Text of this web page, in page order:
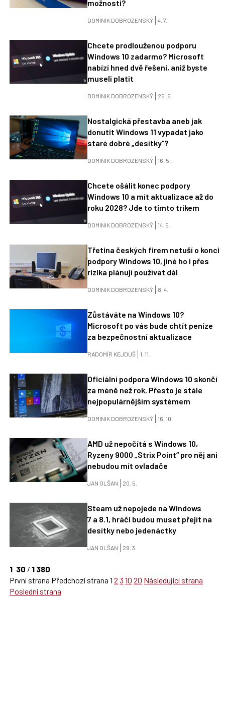
možnosti?
DOMINIK DOBROZENSKÝ 4. 7.
Chcete prodlouženou podporu
Windows 10 zadarmo? Microsoft
nabízí hned dvě řešení, aniž byste
museli platit
DOMINIK DOBROZENSKÝ 25. 6.
Nostalgická přestavba aneb jak
donutit Windows 11 vypadat jako
staré dobré „desítky“?
DOMINIK DOBROZENSKÝ 16. 5.
Chcete ošálit konec podpory
Windows 10 a mít aktualizace až do
roku 2028? Jde to tímto trikem
DOMINIK DOBROZENSKÝ 14. 5.
Třetina českých firem netuší o konci
podpory Windows 10, jiné ho i přes
rizika plánují používat dál
DOMINIK DOBROZENSKÝ 8. 4.
Zůstáváte na Windows 10?
Microsoft po vás bude chtít peníze
za bezpečnostní aktualizace
RADOMÍR KEJDUŠ 1. 11.
Oficiální podpora Windows 10 skončí
za méně než rok. Přesto je stále
nejpopulárnějším systémem
DOMINIK DOBROZENSKÝ 16. 10.
AMD už nepočítá s Windows 10,
Ryzeny 9000 „Strix Point“ pro něj ani
nebudou mít ovladače
JAN OLŠAN 20. 5.
Steam už nepojede na Windows
7 a 8.1, hráči budou muset přejít na
desítky nebo jedenáctky
JAN OLŠAN 29. 3.
1–30 / 1 380
První strana Předchozí strana 1 2 3 10 20 Následující strana
Poslední strana